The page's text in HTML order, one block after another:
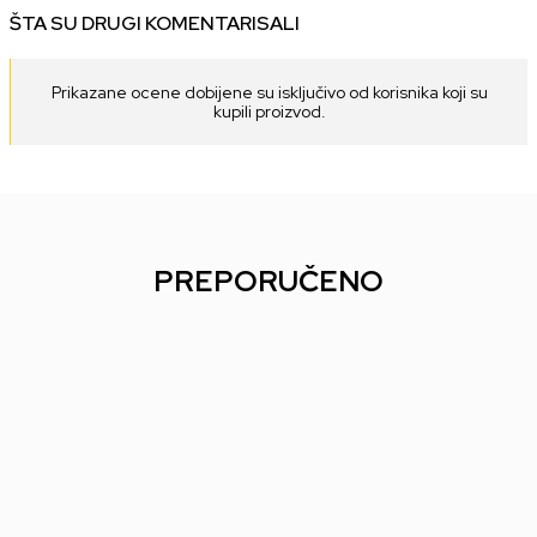
ŠTA SU DRUGI KOMENTARISALI
Prikazane ocene dobijene su isključivo od korisnika koji su
kupili proizvod.
PREPORUČENO